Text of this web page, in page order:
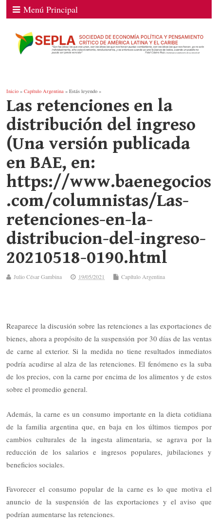
Menú Principal
Inicio »Capítulo Argentina » Estás leyendo »
Las retenciones en la
distribución del ingreso
(Una versión publicada
en BAE, en:
https://www.baenegocios
.com/columnistas/Las-
retenciones-en-la-
distribucion-del-ingreso-
20210518-0190.html
Julio César Gambina 19/05/2021 Capítulo Argentina
Reaparece la discusión sobre las retenciones a las exportaciones de
bienes, ahora a propósito de la suspensión por 30 días de las ventas
de carne al exterior. Si la medida no tiene resultados inmediatos
podría acudirse al alza de las retenciones. El fenómeno es la suba
de los precios, con la carne por encima de los alimentos y de estos
sobre el promedio general.
Además, la carne es un consumo importante en la dieta cotidiana
de la familia argentina que, en baja en los últimos tiempos por
cambios culturales de la ingesta alimentaria, se agrava por la
reducción de los salarios e ingresos populares, jubilaciones y
beneficios sociales.
Favorecer el consumo popular de la carne es lo que motiva el
anuncio de la suspensión de las exportaciones y el aviso que
podrían aumentarse las retenciones.